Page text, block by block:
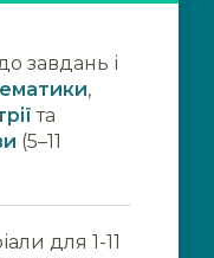
завдань і
,
та
(5–11
для 1-11